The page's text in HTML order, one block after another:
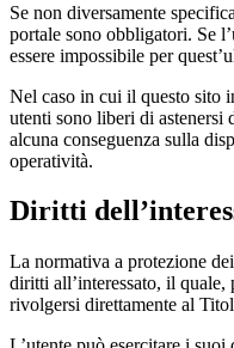
Se non diversamente
portale sono obbligatori. Se
essere impossibile per
Nel caso in cui il questo sito
utenti sono liberi di astenersi
alcuna conseguenza sulla
operatività.
Diritti
La normativa a protezione
diritti all’interessato, il quale,
rivolgersi direttamente al